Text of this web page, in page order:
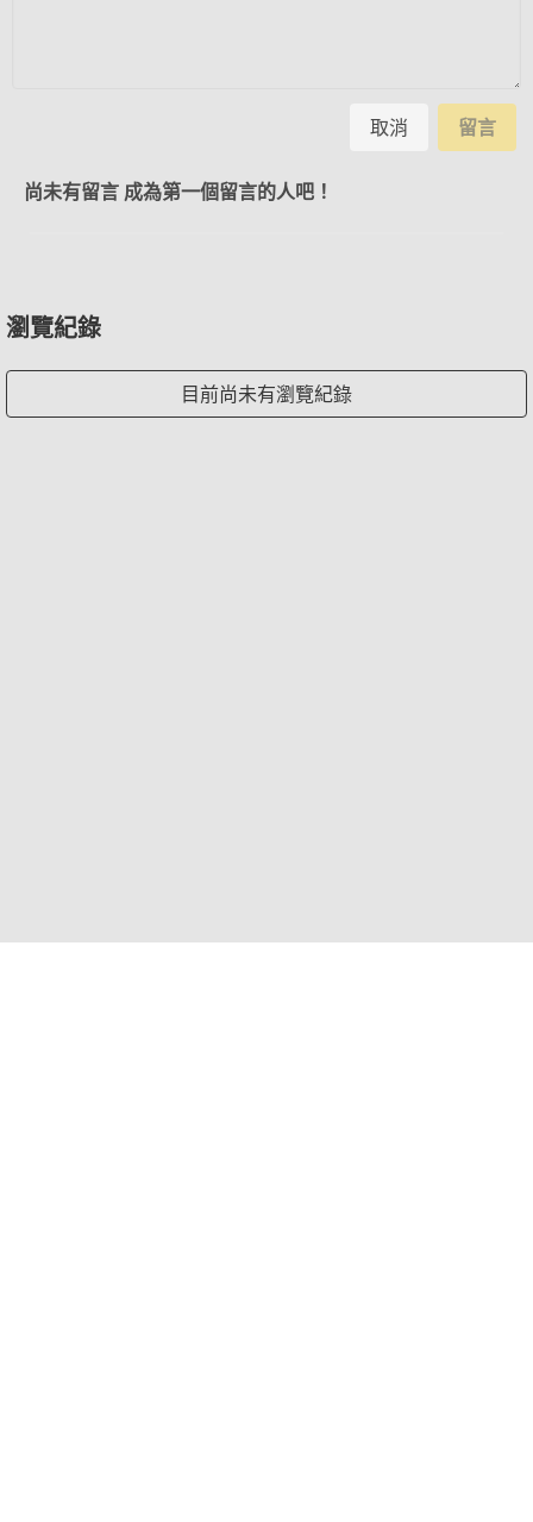
取消 留言
尚未有留言 成為第一個留言的人吧！
瀏覽紀錄
目前尚未有瀏覽紀錄